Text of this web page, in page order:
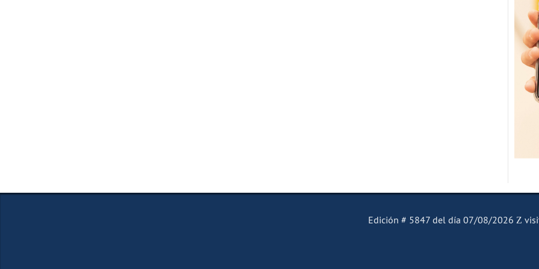
El Mensajero Diario
Edición # 5847 del día 07/08/2026